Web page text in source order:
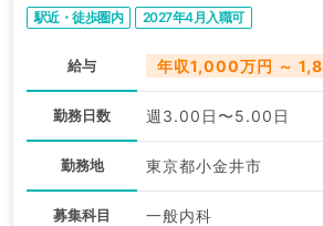
駅近・徒歩圏内 2027年4月入職可
給与 年収1,000万円 ～
勤務日数 週3.00日〜5.00日
勤務地 東京都小金井市
募集科目 一般内科